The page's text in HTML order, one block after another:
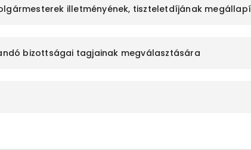
illetményének, tiszteletdíjának
bizottságai tagjainak megválasztására